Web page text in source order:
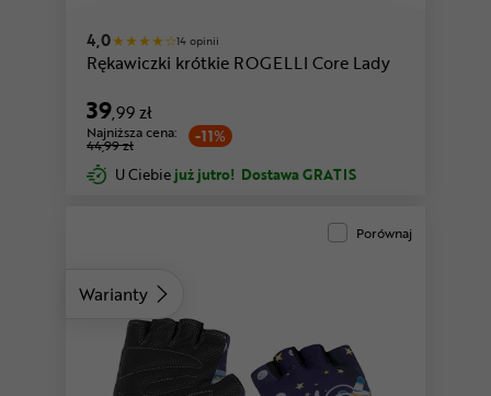
4,0 14 opinii
Rękawiczki krótkie ROGELLI Core Lady
39,99 zł
-11%
Najniższa cena:
44,99 zł
U Ciebie już jutro! Dostawa GRATIS
Warianty
Porównaj